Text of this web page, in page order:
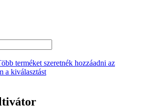
terméket szeretnék hozzáadni az
a kiválasztást